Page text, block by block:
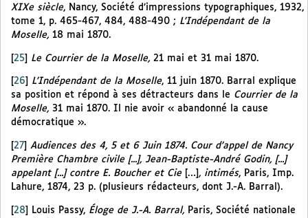
XIXe siècle, Nancy, Société d’impressions typographiques, 1932,
tome 1, p. 465-467, 484, 488-490 ; L’Indépendant de la
Moselle, 18 mai 1870.
[25] Le Courrier de la Moselle, 21 mai et 31 mai 1870.
26 L’Indépendant de la Moselle, 11 juin 1870. Barral explique
sa position et répond à ses détracteurs dans le Courrier de la
Moselle, 31 mai 1870. Il nie avoir « abandonné la cause
démocratique ».
27
Audiences des 4, 5 et 6 Juin 1874. Cour d’appel de Nancy
Première Chambre civile [...], Jean-Baptiste-André Godin, [...]
appelant [...] contre E. Boucher et Cie […] , intimés, Paris, Imp.
Lahure, 1874, 23 p. (plusieurs rédacteurs, dont J.-A. Barral).
[28] Louis Passy, Éloge de J.-A. Barral, Paris, Société nationale